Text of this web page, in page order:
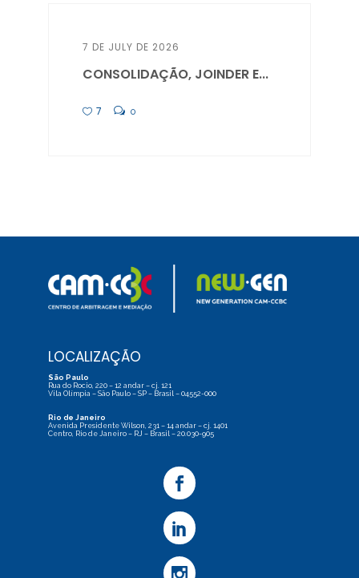
7 DE JULY DE 2026
CONSOLIDAÇÃO, JOINDER E...
7 0
LOCALIZAÇÃO
São Paulo
Rua do Rocio, 220 – 12 andar – cj. 121
Vila Olímpia – São Paulo – SP – Brasil – 04552-000
Rio de Janeiro
Avenida Presidente Wilson, 231 – 14 andar – cj. 1401
Centro, Rio de Janeiro – RJ – Brasil – 20.030-905